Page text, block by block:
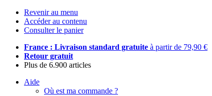
Revenir au menu
Accéder au contenu
Consulter le panier
France : Livraison standard gratuite à partir de 79,90 €
Retour gratuit
Plus de 6.900 articles
Aide
Où est ma commande ?